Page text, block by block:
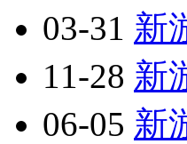
03-31 新
11-28 新
06-05 新